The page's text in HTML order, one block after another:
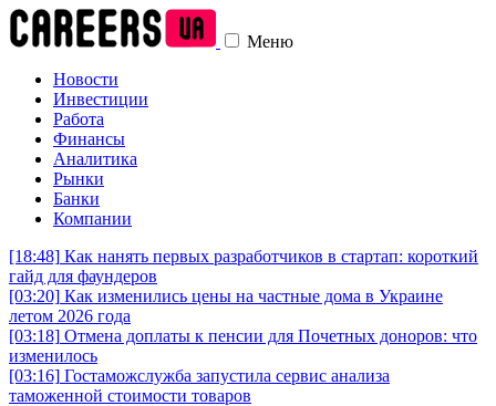
Меню
Новости
Инвестиции
Работа
Финансы
Аналитика
Рынки
Банки
Компании
[18:48] Как нанять первых разработчиков в стартап: короткий
гайд для фаундеров
[03:20] Как изменились цены на частные дома в Украине
летом 2026 года
[03:18] Отмена доплаты к пенсии для Почетных доноров: что
изменилось
[03:16] Гостаможслужба запустила сервис анализа
таможенной стоимости товаров